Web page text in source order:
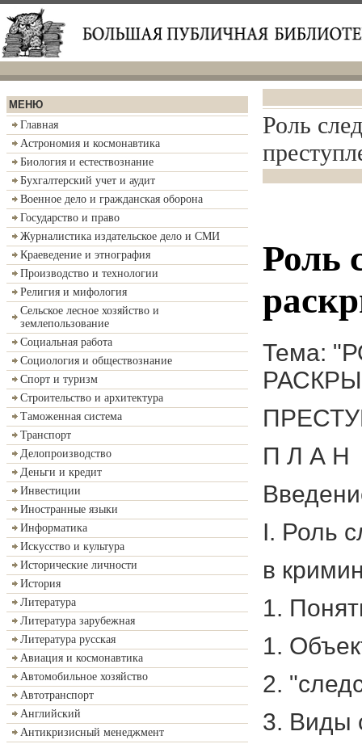
МЕНЮ
Главная
Астрономия и космонавтика
Биология и естествознание
Бухгалтерский учет и аудит
Военное дело и гражданская оборона
Государство и право
Журналистика издательское дело и СМИ
Краеведение и этнография
Производство и технологии
Религия и мифология
Сельское лесное хозяйство и
землепользование
Социальная работа
Социология и обществознание
Спорт и туризм
Строительство и архитектура
Таможенная система
Транспорт
Делопроизводство
Деньги и кредит
Инвестиции
Иностранные языки
Информатика
Искусство и культура
Исторические личности
История
Литература
Литература зарубежная
Литература русская
Авиация и космонавтика
Автомобильное хозяйство
Автотранспорт
Английский
Антикризисный менеджмент
Роль
Роль
Тема:
П Л А Н
I. Роль
в
1.
1.
2.
3. Виды